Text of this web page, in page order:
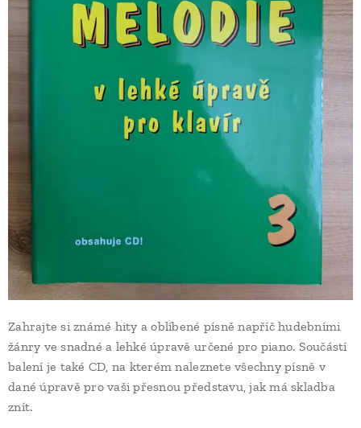
Zahrajte si známé hity a oblíbené písně napříč hudebními
žánry ve snadné a lehké úpravě určené pro piano. Součástí
balení je také CD, na kterém naleznete všechny písně v
dané úpravě pro vaši přesnou představu, jak má skladba
znít.